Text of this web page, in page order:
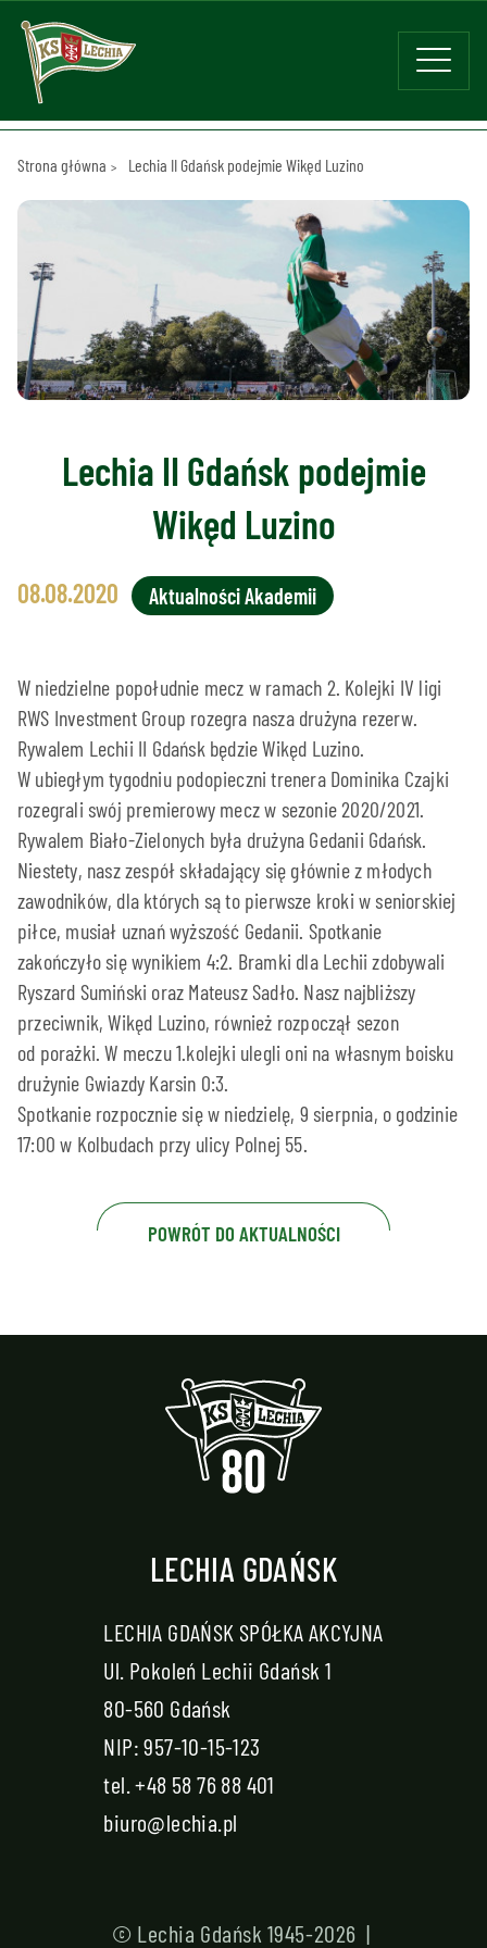
Strona główna Lechia II Gdańsk podejmie Wikęd Luzino
Lechia II Gdańsk podejmie
Wikęd Luzino
08.08.2020 Aktualności Akademii
W niedzielne popołudnie mecz w ramach 2. Kolejki IV ligi
RWS Investment Group rozegra nasza drużyna rezerw.
Rywalem Lechii II Gdańsk będzie Wikęd Luzino.
W ubiegłym tygodniu podopieczni trenera Dominika Czajki
rozegrali swój premierowy mecz w sezonie 2020/2021.
Rywalem Biało-Zielonych była drużyna Gedanii Gdańsk.
Niestety, nasz zespół składający się głównie z młodych
zawodników, dla których są to pierwsze kroki w seniorskiej
piłce, musiał uznań wyższość Gedanii. Spotkanie
zakończyło się wynikiem 4:2. Bramki dla Lechii zdobywali
Ryszard Sumiński oraz Mateusz Sadło. Nasz najbliższy
przeciwnik, Wikęd Luzino, również rozpoczął sezon
od porażki. W meczu 1.kolejki ulegli oni na własnym boisku
drużynie Gwiazdy Karsin 0:3.
Spotkanie rozpocznie się w niedzielę, 9 sierpnia, o godzinie
17:00 w Kolbudach przy ulicy Polnej 55.
POWRÓT DO AKTUALNOŚCI
LECHIA GDAŃSK
LECHIA GDAŃSK SPÓŁKA AKCYJNA
Ul. Pokoleń Lechii Gdańsk 1
80-560 Gdańsk
NIP: 957-10-15-123
tel.+48 58 76 88 401
biuro@lechia.pl
© Lechia Gdańsk 1945-2026 |